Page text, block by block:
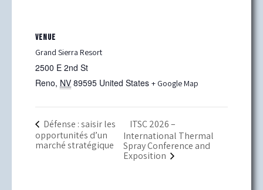
VENUE
Grand Sierra Resort
2500 E 2nd St
Reno, NV 89595 United States + Google Map
Défense : saisir les
opportunités d’un
marché stratégique
ITSC 2026 –
International Thermal
Spray Conference and
Exposition